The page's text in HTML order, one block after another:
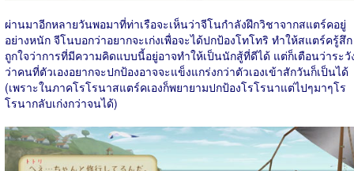
ผ่านมาอีกหลายวันพอมาที่ท่าเรือจะเห็นว่าจีโนกำลังฝึกวิชาจากสแตร์คอยู่
อย่างหนัก จีโนบอกว่าอยากจะเก่งเพื่อจะได้ปกป้องโทโทริ ทำให้สแตร์ครู้สึก
ถูกใจว่าการที่มีความคิดแบบนี้อยู่อาจทำให้เป็นนักสู้ที่ดีได้ แต่ก็เตือนว่าระวั
ว่าคนที่ตัวเองอยากจะปกป้องอาจจะแข็งแกร่งกว่าตัวเองเข้าสักวันก็เป็นได้
(เพราะในภาคโรโรนาสแตร์คเองก็พยายามปกป้องโรโรนาแต่ไปๆมาๆโร
โรนากลับเก่งกว่าจนได้)